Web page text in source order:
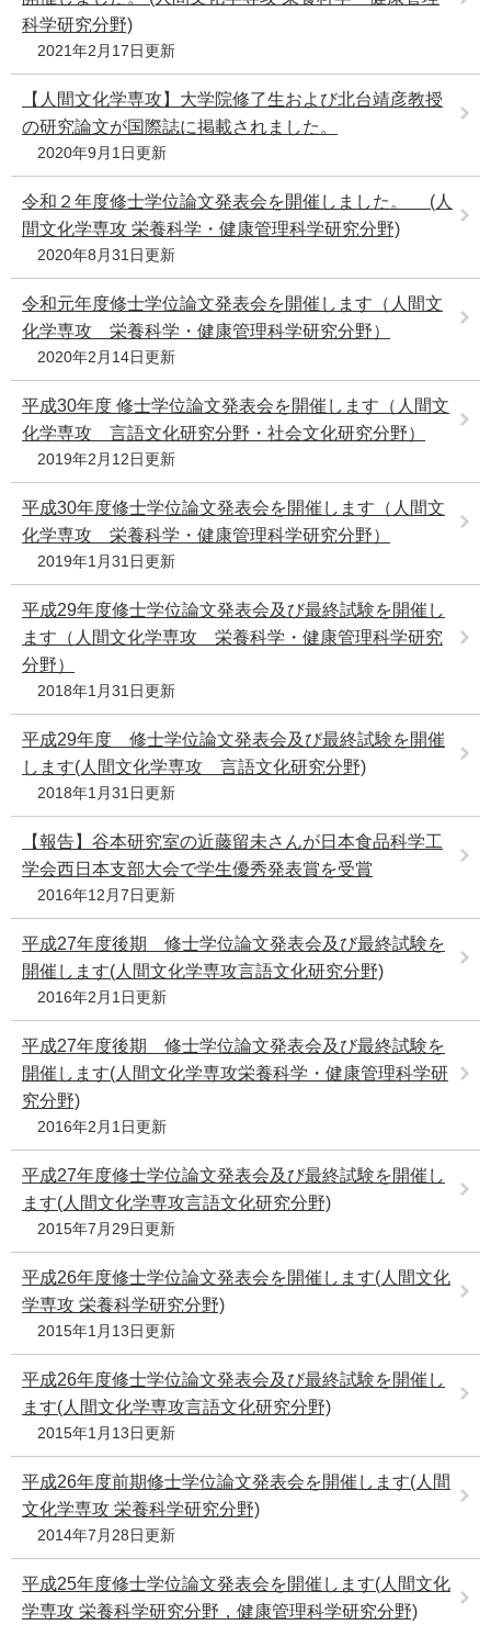
科学研究分野)
2021年2月17日更新
【人間文化学専攻】大学院修了生および北台靖彦教授
の研究論文が国際誌に掲載されました。
2020年9月1日更新
令和２年度修士学位論文発表会を開催しました。 (人
間文化学専攻 栄養科学・健康管理科学研究分野)
2020年8月31日更新
令和元年度修士学位論文発表会を開催します（人間文
化学専攻 栄養科学・健康管理科学研究分野）
2020年2月14日更新
平成30年度 修士学位論文発表会を開催します（人間文
化学専攻 言語文化研究分野・社会文化研究分野）
2019年2月12日更新
平成30年度修士学位論文発表会を開催します（人間文
化学専攻 栄養科学・健康管理科学研究分野）
2019年1月31日更新
平成29年度修士学位論文発表会及び最終試験を開催し
ます（人間文化学専攻 栄養科学・健康管理科学研究
分野）
2018年1月31日更新
平成29年度 修士学位論文発表会及び最終試験を開催
します(人間文化学専攻 言語文化研究分野)
2018年1月31日更新
【報告】谷本研究室の近藤留未さんが日本食品科学工
学会西日本支部大会で学生優秀発表賞を受賞
2016年12月7日更新
平成27年度後期 修士学位論文発表会及び最終試験を
開催します(人間文化学専攻言語文化研究分野)
2016年2月1日更新
平成27年度後期 修士学位論文発表会及び最終試験を
開催します(人間文化学専攻栄養科学・健康管理科学研
究分野)
2016年2月1日更新
平成27年度修士学位論文発表会及び最終試験を開催し
ます(人間文化学専攻言語文化研究分野)
2015年7月29日更新
平成26年度修士学位論文発表会を開催します(人間文化
学専攻 栄養科学研究分野)
2015年1月13日更新
平成26年度修士学位論文発表会及び最終試験を開催し
ます(人間文化学専攻言語文化研究分野)
2015年1月13日更新
平成26年度前期修士学位論文発表会を開催します(人間
文化学専攻 栄養科学研究分野)
2014年7月28日更新
平成25年度修士学位論文発表会を開催します(人間文化
学専攻 栄養科学研究分野，健康管理科学研究分野)